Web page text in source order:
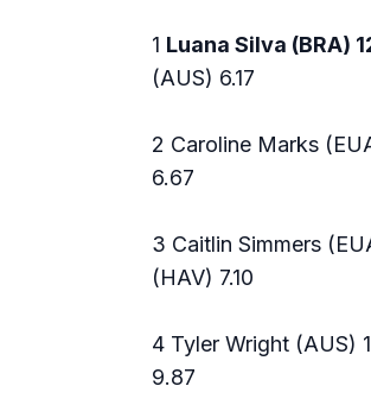
1 Luana Silva (BRA)
(AUS) 6.17
2 Caroline Marks
6.67
3 Caitlin Simmers
(HAV) 7.10
4 Tyler Wright (AUS)
9.87